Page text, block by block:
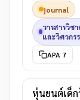
journal
วารสารวิช
และวิศวกร
APA 7
หุ่นยนต์เด็